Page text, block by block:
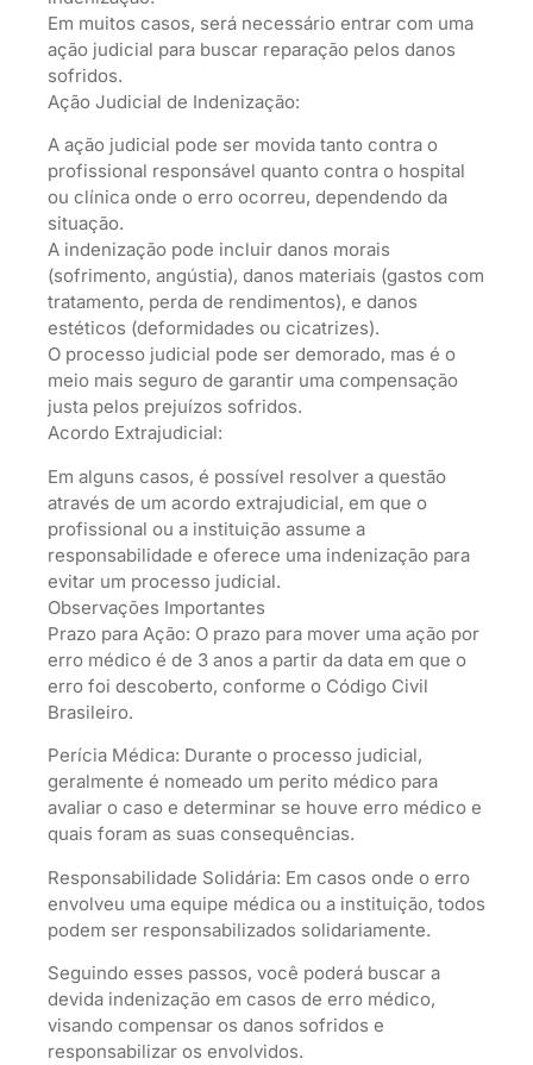
Em muitos casos, será necessário entrar com uma
ação judicial para buscar reparação pelos danos
sofridos.
Ação Judicial de Indenização:
A ação judicial pode ser movida tanto contra o
profissional responsável quanto contra o hospital
ou clínica onde o erro ocorreu, dependendo da
situação.
A indenização pode incluir danos morais
(sofrimento, angústia), danos materiais (gastos com
tratamento, perda de rendimentos), e danos
estéticos (deformidades ou cicatrizes).
O processo judicial pode ser demorado, mas é o
meio mais seguro de garantir uma compensação
justa pelos prejuízos sofridos.
Acordo Extrajudicial:
Em alguns casos, é possível resolver a questão
através de um acordo extrajudicial, em que o
profissional ou a instituição assume a
responsabilidade e oferece uma indenização para
evitar um processo judicial.
Observações Importantes
Prazo para Ação: O prazo para mover uma ação por
erro médico é de 3 anos a partir da data em que o
erro foi descoberto, conforme o Código Civil
Brasileiro.
Perícia Médica: Durante o processo judicial,
geralmente é nomeado um perito médico para
avaliar o caso e determinar se houve erro médico e
quais foram as suas consequências.
Responsabilidade Solidária: Em casos onde o erro
envolveu uma equipe médica ou a instituição, todos
podem ser responsabilizados solidariamente.
Seguindo esses passos, você poderá buscar a
devida indenização em casos de erro médico,
visando compensar os danos sofridos e
responsabilizar os envolvidos.